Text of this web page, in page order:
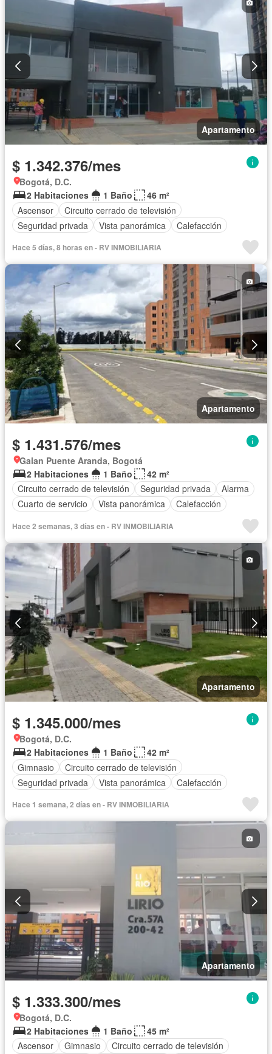
Apartamento
$ 1.342.376/mes
Bogotá, D.C.
2 Habitaciones
1 Baño
46 m²
Ascensor
Circuito cerrado de televisión
Seguridad privada
Vista panorámica Calefacción
Hace 5 días, 8 horas en - RV INMOBILIARIA
Apartamento
$ 1.431.576/mes
Galan Puente Aranda, Bogotá
2 Habitaciones
1 Baño
42 m²
Circuito cerrado de televisión
Seguridad privada
Alarma
Cuarto de servicio
Vista panorámica Calefacción
Hace 2 semanas, 3 días en - RV INMOBILIARIA
Apartamento
$ 1.345.000/mes
Bogotá, D.C.
2 Habitaciones
1 Baño
42 m²
Gimnasio
Circuito cerrado de televisión
Seguridad privada
Vista panorámica Calefacción
Hace 1 semana, 2 días en - RV INMOBILIARIA
Apartamento
$ 1.333.300/mes
Bogotá, D.C.
2 Habitaciones
1 Baño
45 m²
Ascensor
Gimnasio
Circuito cerrado de televisión